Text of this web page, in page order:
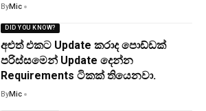
ByMic
DID YOU KNOW?
අළුත් එකට Update කරාද පොඩ්ඩක්
පරිස්සමෙන් Update දෙන්න
Requirements ටිකක් තියෙනවා.
ByMic